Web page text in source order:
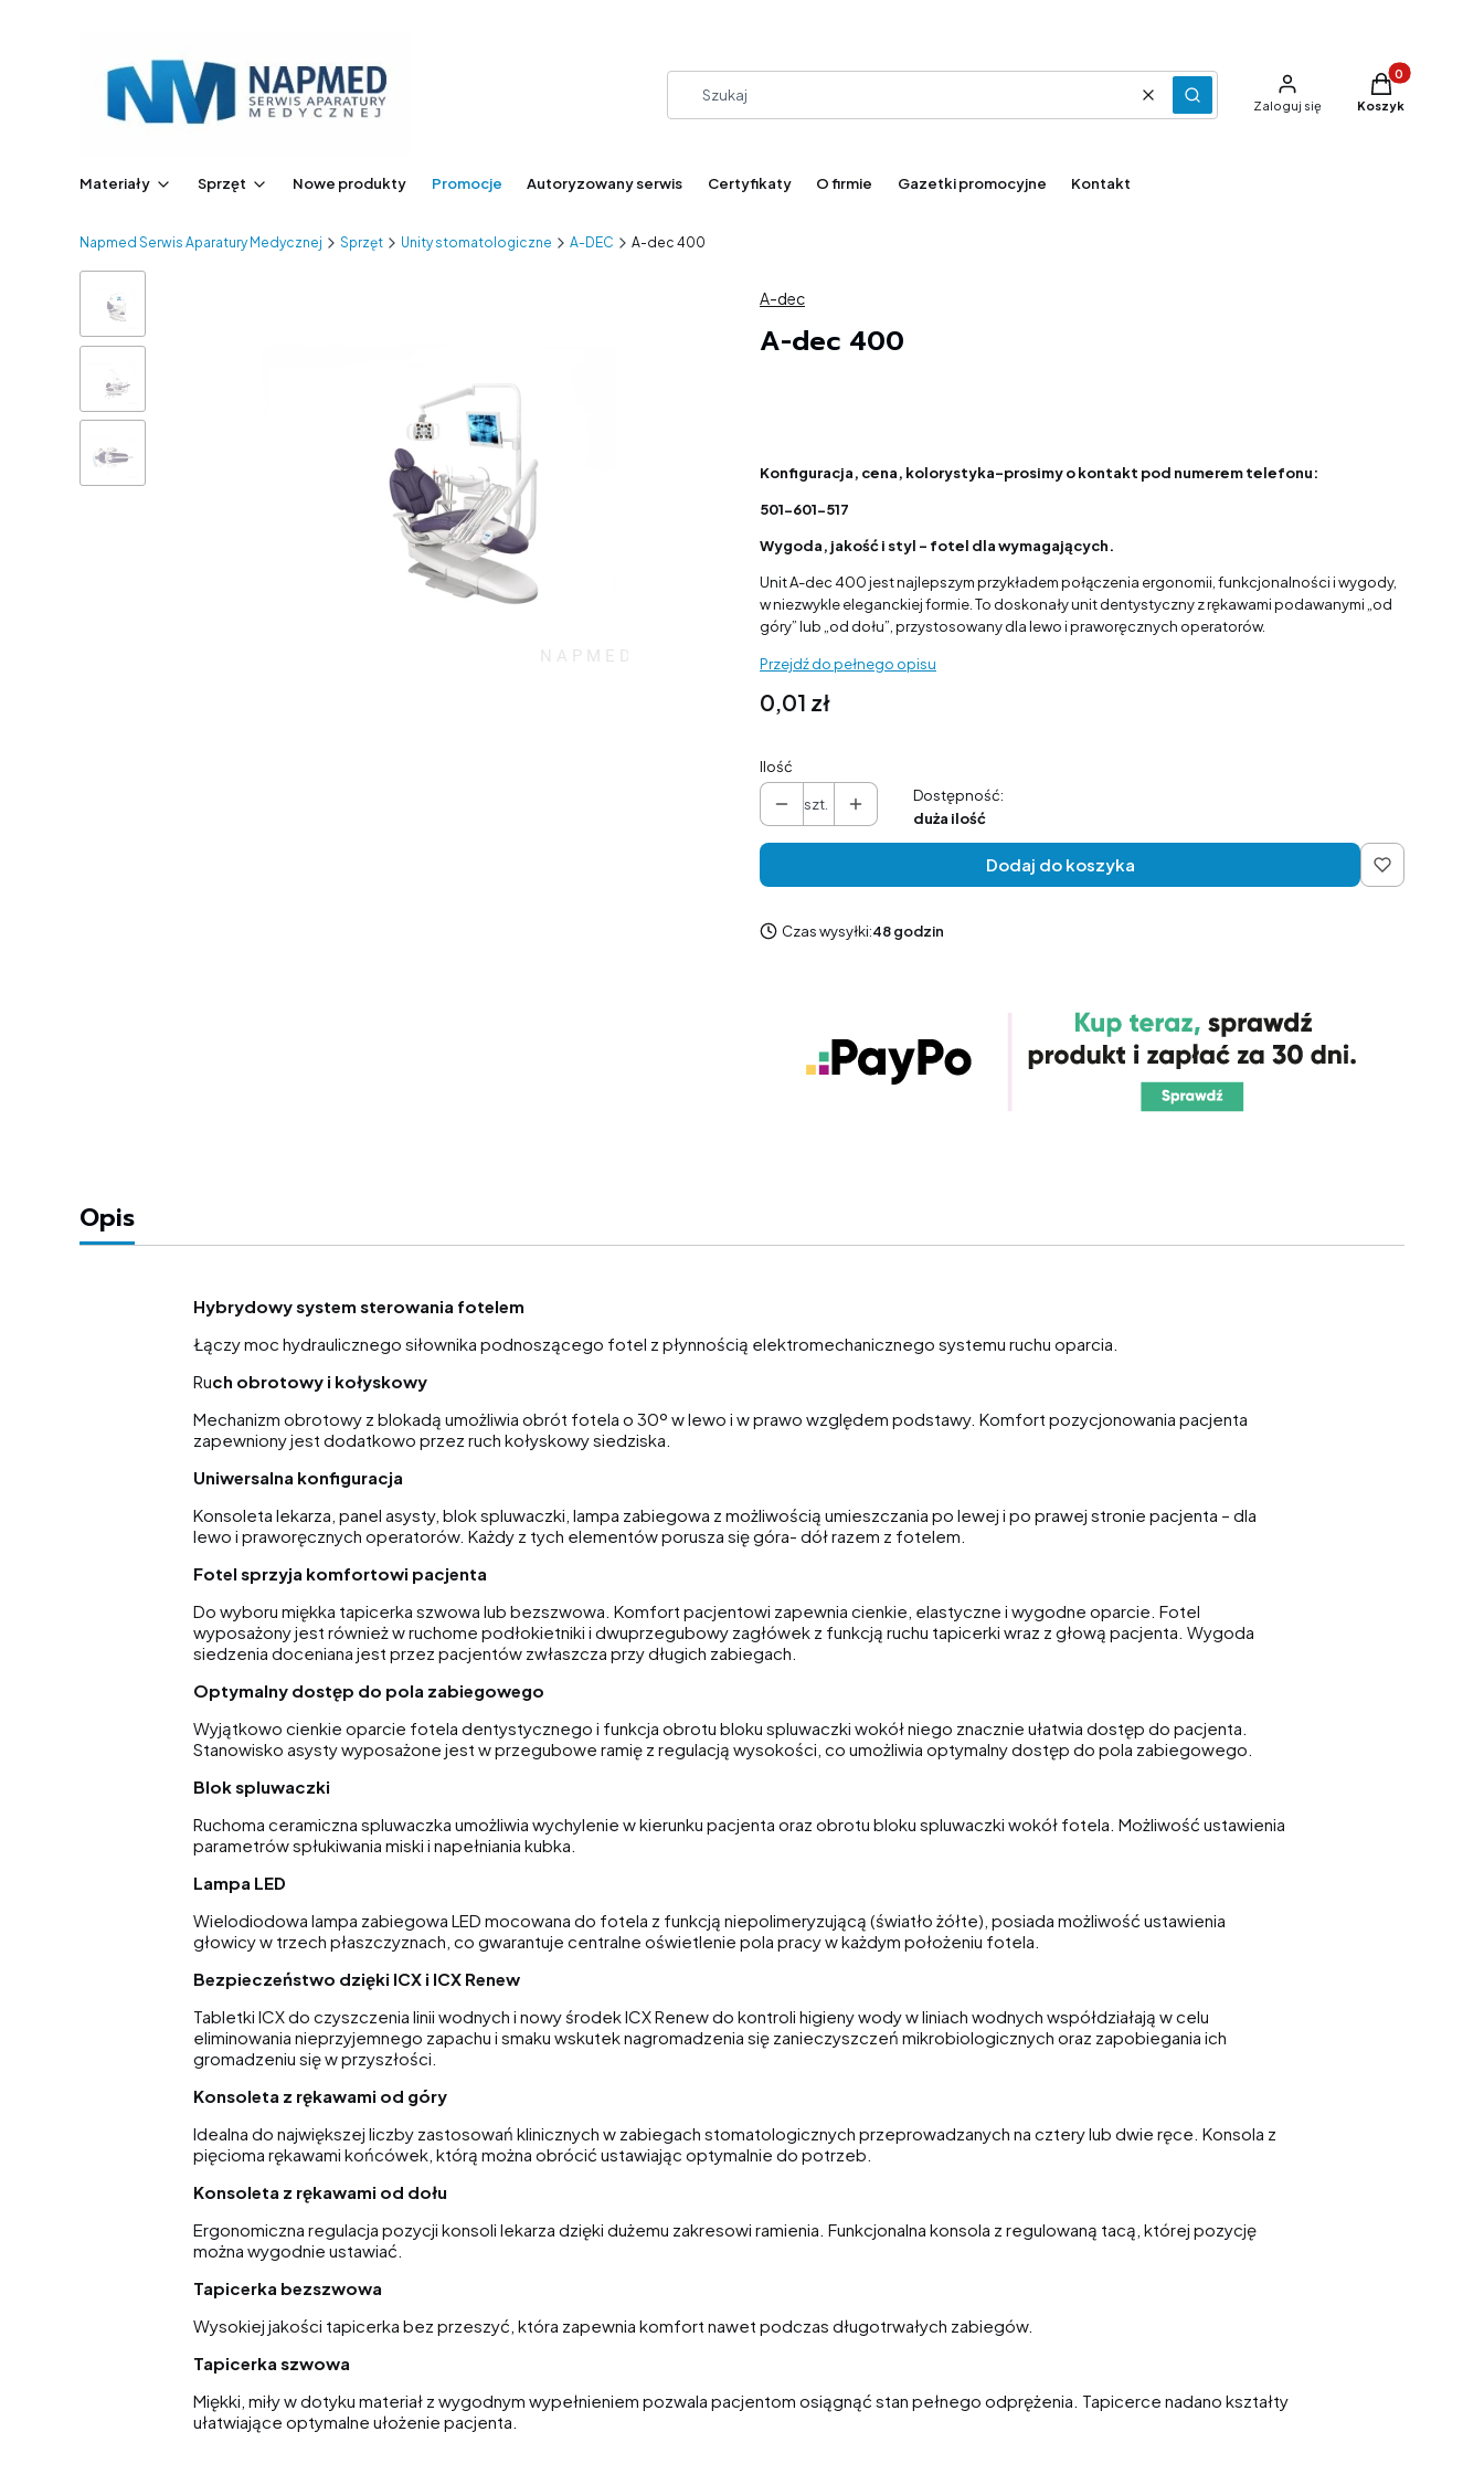
WyczyśćSzukaj Zaloguj się
Produkty w
Koszyk
Materiały Sprzęt Nowe produkty Promocje Autoryzowany serwis Certyfikaty O firmie Gazetki promocyjne Kontakt
Napmed Serwis Aparatury Medycznej Sprzęt Unity stomatologiczne A-DEC A-dec 400
A-dec
A-dec 400
Konfiguracja, cena, kolorystyka-prosimy o kontakt pod numerem telefonu:
501-601-517
Wygoda, jakość i styl – fotel dla wymagających.
Unit A-dec 400 jest najlepszym przykładem połączenia ergonomii, funkcjonalności i wygody,
w niezwykle eleganckiej formie. To doskonały unit dentystyczny z rękawami podawanymi „od
góry” lub „od dołu”, przystosowany dla lewo i praworęcznych operatorów.
Przejdź do pełnego opisu
Cena
0,01 zł
Ilość
szt.
Dostępność:
duża ilość
Dodaj do koszyka
Czas wysyłki:48 godzin
Opis
Hybrydowy system sterowania fotelem
Łączy moc hydraulicznego siłownika podnoszącego fotel z płynnością elektromechanicznego systemu ruchu oparcia.
Ruch obrotowy i kołyskowy
Mechanizm obrotowy z blokadą umożliwia obrót fotela o 30º w lewo i w prawo względem podstawy. Komfort pozycjonowania pacjenta
zapewniony jest dodatkowo przez ruch kołyskowy siedziska.
Uniwersalna konfiguracja
Konsoleta lekarza, panel asysty, blok spluwaczki, lampa zabiegowa z możliwością umieszczania po lewej i po prawej stronie pacjenta – dla
lewo i praworęcznych operatorów. Każdy z tych elementów porusza się góra- dół razem z fotelem.
Fotel sprzyja komfortowi pacjenta
Do wyboru miękka tapicerka szwowa lub bezszwowa. Komfort pacjentowi zapewnia cienkie, elastyczne i wygodne oparcie. Fotel
wyposażony jest również w ruchome podłokietniki i dwuprzegubowy zagłówek z funkcją ruchu tapicerki wraz z głową pacjenta. Wygoda
siedzenia doceniana jest przez pacjentów zwłaszcza przy długich zabiegach.
Optymalny dostęp do pola zabiegowego
Wyjątkowo cienkie oparcie fotela dentystycznego i funkcja obrotu bloku spluwaczki wokół niego znacznie ułatwia dostęp do pacjenta.
Stanowisko asysty wyposażone jest w przegubowe ramię z regulacją wysokości, co umożliwia optymalny dostęp do pola zabiegowego.
Blok spluwaczki
Ruchoma ceramiczna spluwaczka umożliwia wychylenie w kierunku pacjenta oraz obrotu bloku spluwaczki wokół fotela. Możliwość ustawienia
parametrów spłukiwania miski i napełniania kubka.
Lampa LED
Wielodiodowa lampa zabiegowa LED mocowana do fotela z funkcją niepolimeryzującą (światło żółte), posiada możliwość ustawienia
głowicy w trzech płaszczyznach, co gwarantuje centralne oświetlenie pola pracy w każdym położeniu fotela.
Bezpieczeństwo dzięki ICX i ICX Renew
Tabletki ICX do czyszczenia linii wodnych i nowy środek ICX Renew do kontroli higieny wody w liniach wodnych współdziałają w celu
eliminowania nieprzyjemnego zapachu i smaku wskutek nagromadzenia się zanieczyszczeń mikrobiologicznych oraz zapobiegania ich
gromadzeniu się w przyszłości.
Konsoleta z rękawami od góry
Idealna do największej liczby zastosowań klinicznych w zabiegach stomatologicznych przeprowadzanych na cztery lub dwie ręce. Konsola z
pięcioma rękawami końcówek, którą można obrócić ustawiając optymalnie do potrzeb.
Konsoleta z rękawami od dołu
Ergonomiczna regulacja pozycji konsoli lekarza dzięki dużemu zakresowi ramienia. Funkcjonalna konsola z regulowaną tacą, której pozycję
można wygodnie ustawiać.
Tapicerka bezszwowa
Wysokiej jakości tapicerka bez przeszyć, która zapewnia komfort nawet podczas długotrwałych zabiegów.
Tapicerka szwowa
Miękki, miły w dotyku materiał z wygodnym wypełnieniem pozwala pacjentom osiągnąć stan pełnego odprężenia. Tapicerce nadano kształty
ułatwiające optymalne ułożenie pacjenta.